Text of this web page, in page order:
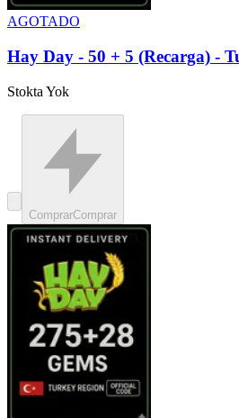
AGOTADO
Hay Day - 50 + 5 (Recarga) -
Stokta Yok
ComprarComprar